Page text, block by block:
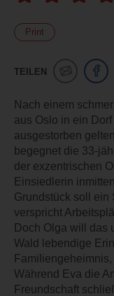
Print
TEILEN
Nach einem
aus Oslo in ein
ausgestorben
begegnet die 33-
der exzentrischen
Einsiedlerin
Grundstück soll ein
verspricht
Doch Olga will das
Wald lebendige
Während Eva die
Freundschaft